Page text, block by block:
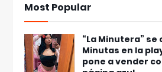
Most Popular
“La Minutera”
Minutas en la
pone a vender